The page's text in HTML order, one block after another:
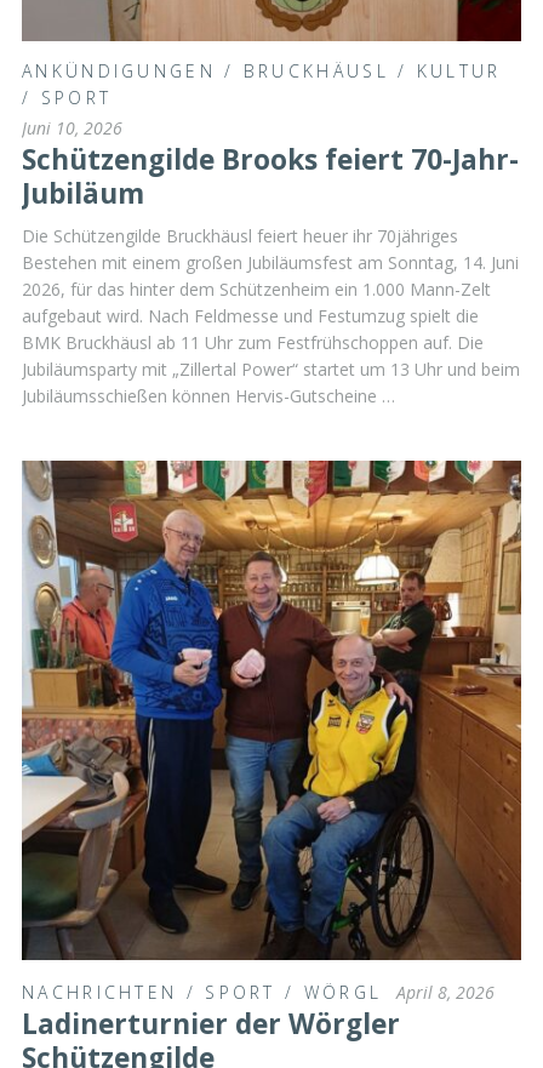
ANKÜNDIGUNGEN / BRUCKHÄUSL / KULTUR
/ SPORT
Juni 10, 2026
Schützengilde Brooks feiert 70-Jahr-
Jubiläum
Die Schützengilde Bruckhäusl feiert heuer ihr 70jähriges
Bestehen mit einem großen Jubiläumsfest am Sonntag, 14. Juni
2026, für das hinter dem Schützenheim ein 1.000 Mann-Zelt
aufgebaut wird. Nach Feldmesse und Festumzug spielt die
BMK Bruckhäusl ab 11 Uhr zum Festfrühschoppen auf. Die
Jubiläumsparty mit „Zillertal Power“ startet um 13 Uhr und beim
Jubiläumsschießen können Hervis-Gutscheine …
NACHRICHTEN / SPORT / WÖRGL April 8, 2026
Ladinerturnier der Wörgler
Schützengilde